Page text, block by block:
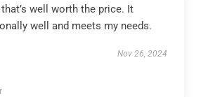
well worth the price. It
well and meets my needs.
Nov 26, 2024